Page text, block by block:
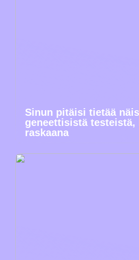
Sinun pitäisi tietää
geneettisistä testeistä,
raskaana